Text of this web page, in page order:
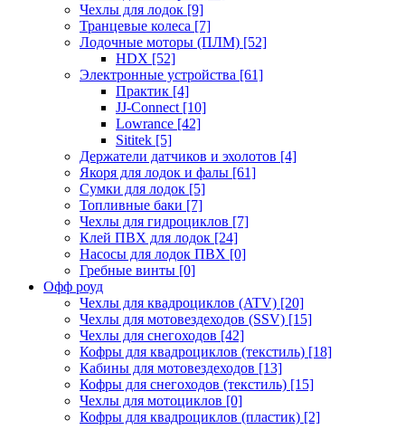
Чехлы для лодок [9]
Транцевые колеса [7]
Лодочные моторы (ПЛМ) [52]
HDX [52]
Электронные устройства [61]
Практик [4]
JJ-Connect [10]
Lowrance [42]
Sititek [5]
Держатели датчиков и эхолотов [4]
Якоря для лодок и фалы [61]
Сумки для лодок [5]
Топливные баки [7]
Чехлы для гидроциклов [7]
Клей ПВХ для лодок [24]
Насосы для лодок ПВХ [0]
Гребные винты [0]
Офф роуд
Чехлы для квадроциклов (ATV) [20]
Чехлы для мотовездеходов (SSV) [15]
Чехлы для снегоходов [42]
Кофры для квадроциклов (текстиль) [18]
Кабины для мотовездеходов [13]
Кофры для снегоходов (текстиль) [15]
Чехлы для мотоциклов [0]
Кофры для квадроциклов (пластик) [2]